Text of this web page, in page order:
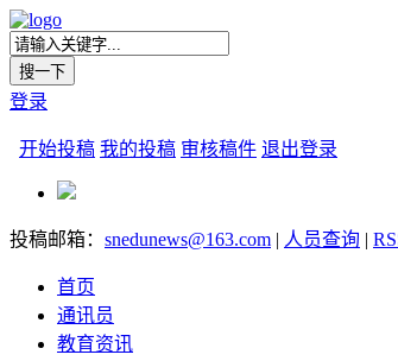
登录
开始投稿 我的投稿 审核稿件 退出登录
投稿邮箱： snedunews@163.com | 人员查询 |
首页
通讯员
教育资讯